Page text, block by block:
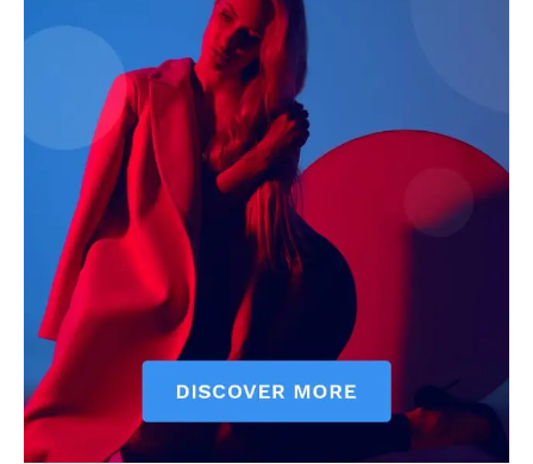
Contact Us
Privacy Policy
Terms of Use Agreement
Facebook
X WhatsApp
Share